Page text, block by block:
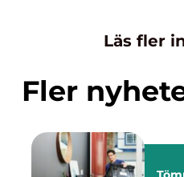
Läs fler
Fler